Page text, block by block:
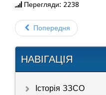
Перегляди: 2238
Попередня
НАВІГАЦІЯ
Історія ЗЗСО